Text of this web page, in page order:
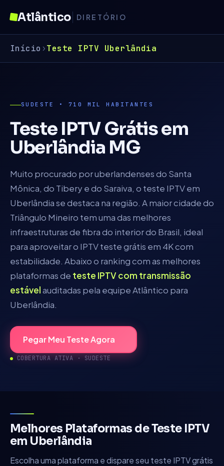
Atlântico DIRETÓRIO
Início ›Teste IPTV Uberlândia
SUDESTE • 710 MIL HABITANTES
Teste IPTV Grátis em
Uberlândia MG
Muito procurado por uberlandenses do Santa
Mônica, do Tibery e do Saraiva, o teste IPTV em
Uberlândia se destaca na região. A maior cidade do
Triângulo Mineiro tem uma das melhores
infraestruturas de fibra do interior do Brasil, ideal
para aproveitar o IPTV teste grátis em 4K com
estabilidade. Abaixo o ranking com as melhores
plataformas de teste IPTV com transmissão
estávelauditadas pela equipe Atlântico para
Uberlândia.
Pegar Meu Teste Agora
COBERTURA ATIVA · SUDESTE
Melhores Plataformas de Teste IPTV
em Uberlândia
Escolha uma plataforma e dispare seu teste IPTV grátis